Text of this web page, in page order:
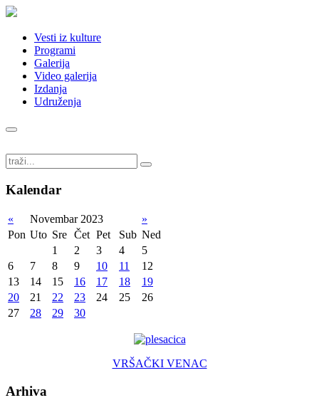
Vesti iz kulture
Programi
Galerija
Video galerija
Izdanja
Udruženja
Kalendar
« Novembar 2023
»
Pon Uto Sre Čet Pet Sub Ned
1
2 3 4
5
6
7 8 9 10 11
12
13
14 15 16 17 18
19
20
21 22 23 24 25
26
27
28 29 30
VRŠAČKI VENAC
Arhiva